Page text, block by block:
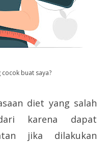
buat saya?
diet yang salah
karena dapat
jika dilakukan